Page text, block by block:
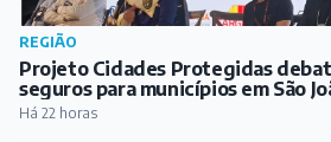
REGIÃO
Festival Gastronômico e Cultural
começa nesta sexta-feira
Há 23 horas